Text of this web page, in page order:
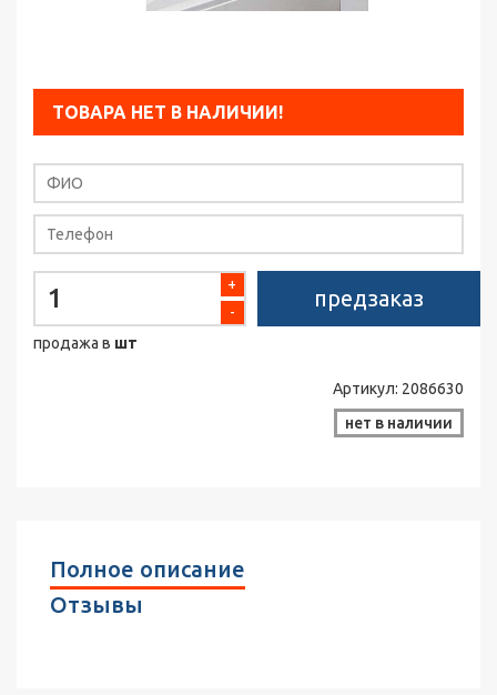
ТОВАРА НЕТ В НАЛИЧИИ!
-
+
продажа в шт
предзаказ
Артикул: 2086630
нет в наличии
Полное описание
Отзывы